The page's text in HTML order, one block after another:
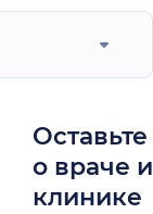
о враче
клинике